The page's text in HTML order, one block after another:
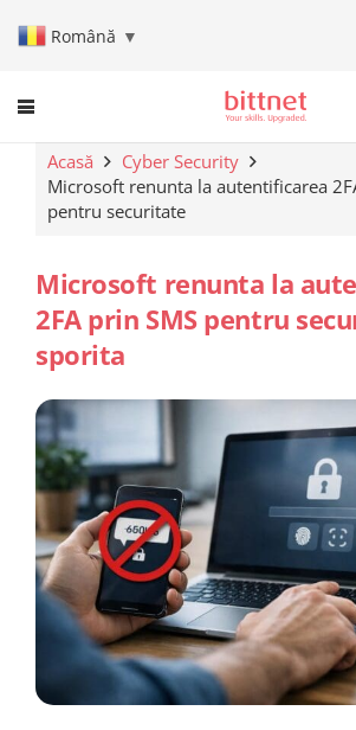
Română ▼
When
Acasă
Cyber Security
Microsoft renunta la autentificarea
pentru securitate
Microsoft renunta la
2FA prin SMS pentru
sporita